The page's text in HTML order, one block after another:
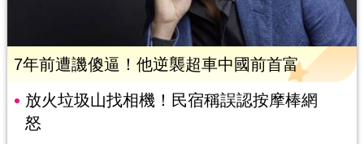
7年前遭譏傻逼！他逆襲超車中國前首富
放火垃圾山找相機！民宿稱誤認按摩棒網
怒